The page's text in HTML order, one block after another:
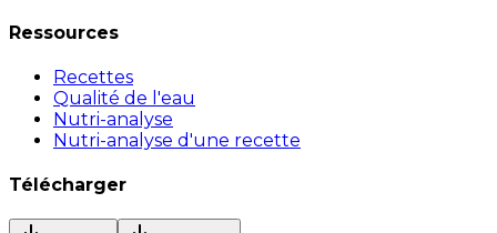
Ressources
Recettes
Qualité de l'eau
Nutri-analyse
Nutri-analyse d'une recette
Télécharger